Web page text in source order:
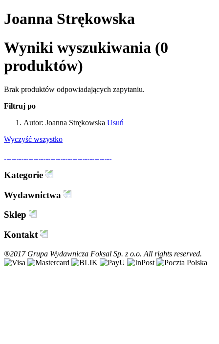
Joanna Strękowska
Wyniki wyszukiwania (0
produktów)
Brak produktów odpowiadających zapytaniu.
Filtruj po
Autor: Joanna Strękowska Usuń
Wyczyść wszystko
Kategorie
Wydawnictwa
Sklep
Kontakt
®2017 Grupa Wydawnicza Foksal Sp. z o.o. All rights reserved.